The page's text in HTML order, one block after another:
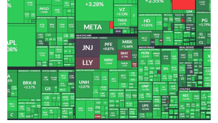
標普 500 指數各類股表現。Source：finviz
加密貨幣市場方面，根據 CoinGeko 數據顯示，比特幣